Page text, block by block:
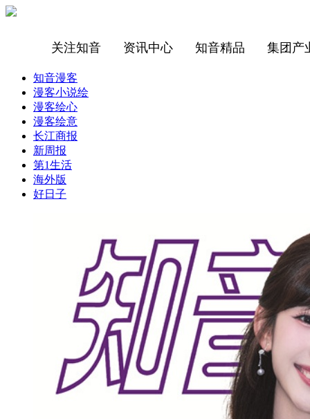
关注知音 资讯中心 知音精品 集团产
知音漫客
漫客小说绘
漫客绘心
漫客绘意
长江商报
新周报
第1生活
海外版
好日子